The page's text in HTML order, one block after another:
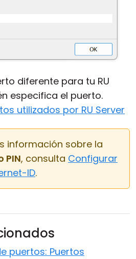
diferente para tu RU
especifica el puerto.
utilizados por RU Server
información sobre la
PIN, consulta Configurar
ID.
puertos: Puertos